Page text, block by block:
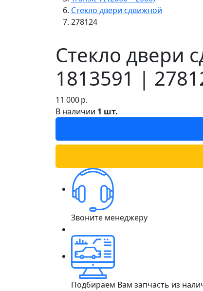
Стекло двери сдвижной
278124
Стекло двери
1813591 |
11 000р.
В наличии 1 шт.
Звоните менеджеру
Подбираем Вам запчасть из